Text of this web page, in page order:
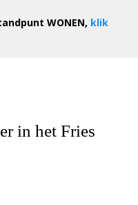
WONEN, klik
in het Fries